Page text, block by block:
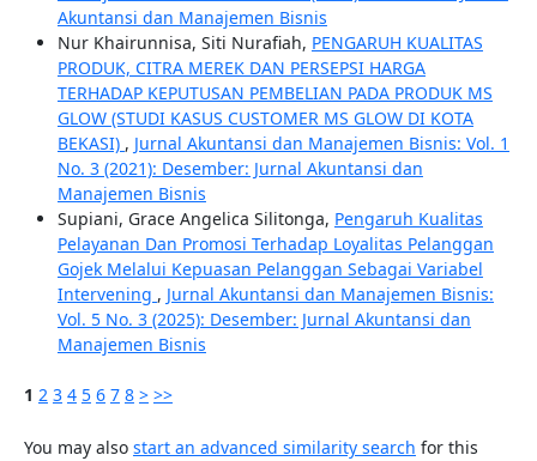
Akuntansi dan Manajemen Bisnis
Nur Khairunnisa, Siti Nurafiah, PENGARUH KUALITAS
PRODUK, CITRA MEREK DAN PERSEPSI HARGA
TERHADAP KEPUTUSAN PEMBELIAN PADA PRODUK MS
GLOW (STUDI KASUS CUSTOMER MS GLOW DI KOTA
BEKASI) , Jurnal Akuntansi dan Manajemen Bisnis: Vol. 1
No. 3 (2021): Desember: Jurnal Akuntansi dan
Manajemen Bisnis
Supiani, Grace Angelica Silitonga, Pengaruh Kualitas
Pelayanan Dan Promosi Terhadap Loyalitas Pelanggan
Gojek Melalui Kepuasan Pelanggan Sebagai Variabel
Intervening , Jurnal Akuntansi dan Manajemen Bisnis:
Vol. 5 No. 3 (2025): Desember: Jurnal Akuntansi dan
Manajemen Bisnis
1 2 3 4 5 6 7 8 > >>
You may also start an advanced similarity search for this